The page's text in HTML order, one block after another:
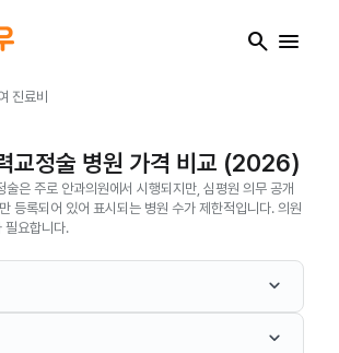
search menu
진료비
교정술 병원 가격 비교 (2026)
술은 주로 안과의원에서 시행되지만, 심평원 의무 공개
등록되어 있어 표시되는 병원 수가 제한적입니다. 의원
필요합니다.
keyboard_arrow_down
keyboard_arrow_down